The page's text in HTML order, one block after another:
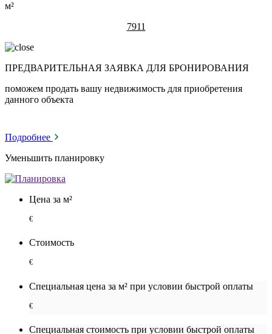
м²
7911
ПРЕДВАРИТЕЛЬНАЯ ЗАЯВКА ДЛЯ БРОНИРОВАНИЯ
поможем продать вашу недвижимость для приобретения
данного объекта
Подробнее
Уменьшить планировку
Цена за м²
€
Стоимость
€
Специальная цена за м² при условии быстрой оплаты
€
Специальная cтоимость при условии быстрой оплаты